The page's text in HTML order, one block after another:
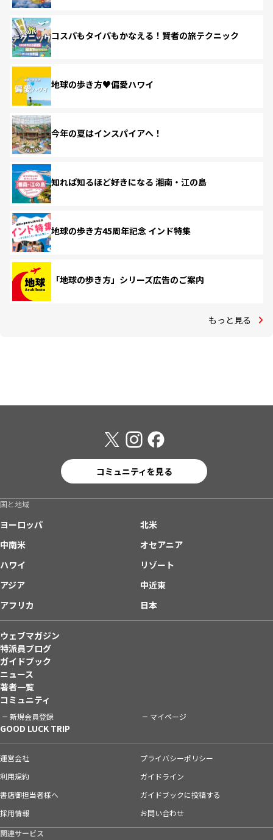
コスパもタイパもかなえる！賢者の旅テクニック
地球の歩き方♥偏愛ハワイ
今年の夏はインスパイアへ！
知れば知るほど好きになる 湘南・江の島
地球の歩き方45周年記念 インド特集
「地球の歩き方」シリーズ広告のご案内
もっと見る
コミュニティを見る
国と地域
ヨーロッパ
北米
中南米
オセアニア
ハワイ
リゾート
アジア
中近東
アフリカ
日本
ウェブマガジン
特派員ブログ
ガイドブック
ニュース
著者一覧
コミュニティ
新規会員登録 マイページ
GOOD LUCK TRIP
運営会社
プライバシーポリシー
利用規約
ガイドライン
書店御担当者様へ
ガイドブックに投稿する
採用情報
お問い合わせ
関連サービス